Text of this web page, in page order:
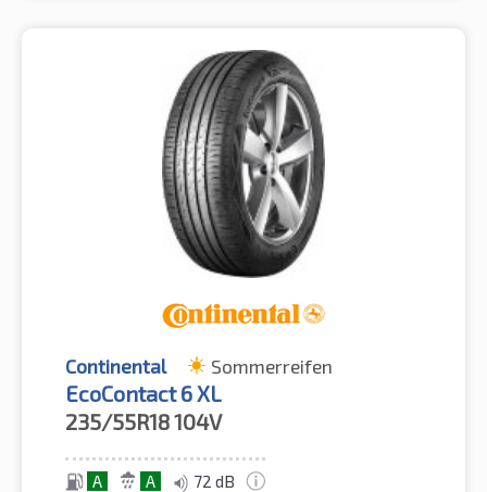
Continental Sommerreifen
EcoContact 6 XL
235/55R18104V
A A 72 dB